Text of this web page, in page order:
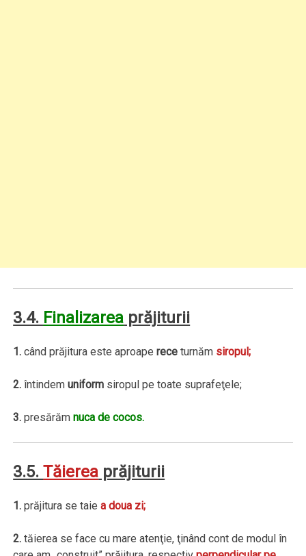
3.4. Finalizarea prăjiturii
1. când prăjitura este aproaperece turnăm siropul;
2. întindemuniform siropul pe toate suprafeţele;
3. presărămnuca de cocos.
3.5.Tăierea prăjiturii
1. prăjitura se taiea doua zi;
2. tăierea se face cu mare atenţie, ţinând cont de modul în